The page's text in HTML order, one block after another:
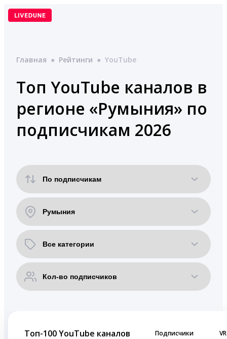
Перейти
Главная ● Рейтинги ● YouTube
Топ YouTube каналов в
регионе «Румыния» по
подписчикам 2026
Топ-100 YouTube каналов Подписчики VR